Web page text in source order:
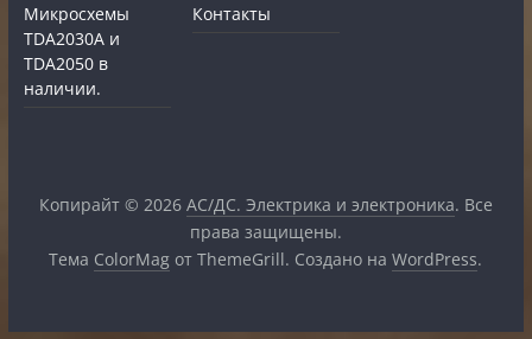
Микросхемы
TDA2030A и
TDA2050 в
наличии.
Контакты
Копирайт © 2026 АС/ДС. Электрика и электроника. Все
права защищены.
Тема ColorMag от ThemeGrill. Создано наWordPress.